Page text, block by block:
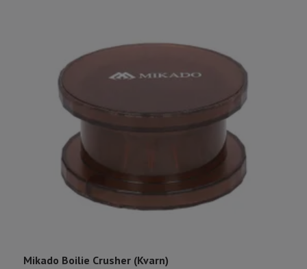
Mikado Boilie Crusher (Kvarn)